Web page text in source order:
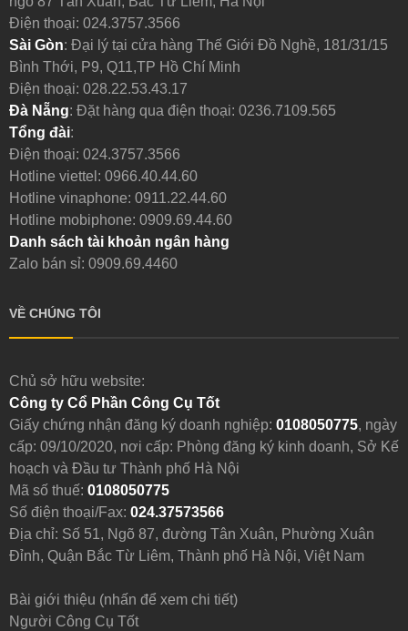
Điện thoại: 024.3757.3566
Sài Gòn: Đại lý tại cửa hàng Thế Giới Đồ Nghề, 181/31/15
Bình Thới, P9, Q11,TP Hồ Chí Minh
Điện thoại: 028.22.53.43.17
Đà Nẵng: Đặt hàng qua điện thoại: 0236.7109.565
Tổng đài:
Điện thoại: 024.3757.3566
Hotline viettel: 0966.40.44.60
Hotline vinaphone: 0911.22.44.60
Hotline mobiphone: 0909.69.44.60
Danh sách tài khoản ngân hàng
Zalo bán sỉ: 0909.69.4460
VỀ CHÚNG TÔI
Chủ sở hữu website:
Công ty Cổ Phần Công Cụ Tốt
Giấy chứng nhận đăng ký doanh nghiệp: 0108050775, ngày
cấp: 09/10/2020, nơi cấp: Phòng đăng ký kinh doanh, Sở Kế
hoạch và Đầu tư Thành phố Hà Nội
Mã số thuế: 0108050775
Số điện thoại/Fax: 024.37573566
Địa chỉ: Số 51, Ngõ 87, đường Tân Xuân, Phường Xuân
Đỉnh, Quận Bắc Từ Liêm, Thành phố Hà Nội, Việt Nam
Bài giới thiệu (nhấn để xem chi tiết)
Người Công Cụ Tốt